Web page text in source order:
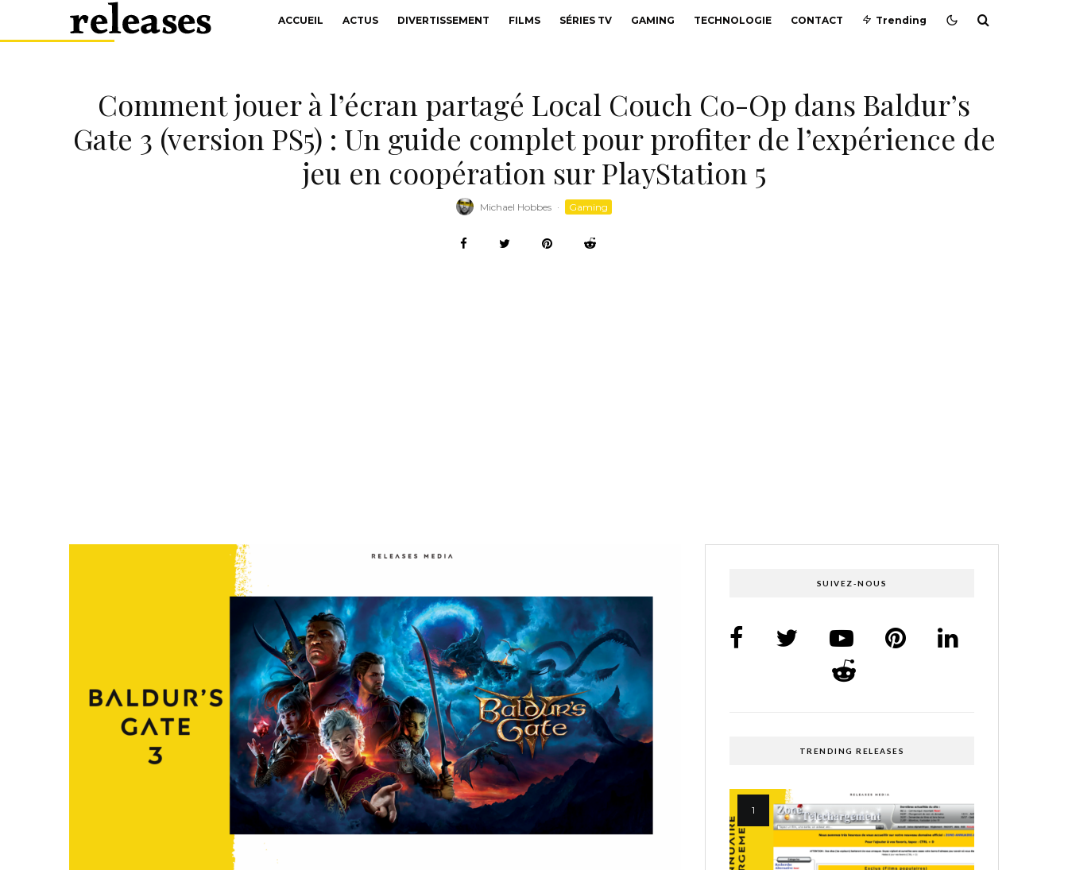
ACCUEIL ACTUS DIVERTISSEMENT FILMS SÉRIES TV GAMING TECHNOLOGIE CONTACT Trending
Comment jouer à l’écran partagé Local Couch Co-Op dans Baldur’s
Gate 3 (version PS5) : Un guide complet pour profiter de l’expérience de
jeu en coopération sur PlayStation 5
Michael Hobbes · Gaming
SUIVEZ-NOUS
TRENDING RELEASES